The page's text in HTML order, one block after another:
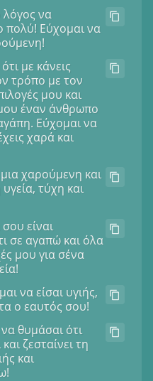
λόγος να
πολύ! Εύχομαι να
με κάνεις
τρόπο με τον
μου και
έναν άνθρωπο
Εύχομαι να
χαρά και
χαρούμενη και
τύχη και
είναι
σε αγαπώ και όλα
μου για σένα
να είσαι υγιής,
ο εαυτός σου!
θυμάσαι ότι
ζεσταίνει τη
και